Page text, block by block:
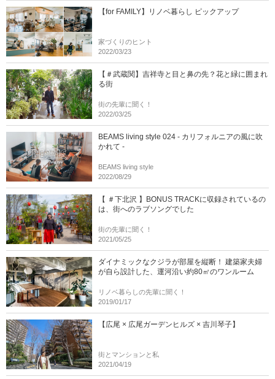
【for FAMILY】リノベ暮らし ピックアップ
家づくりのヒント
2022/03/23
【＃武蔵関】吉祥寺と目と鼻の先？花と緑に囲まれ
る街
街の先輩に聞く！
2022/03/25
BEAMS living style 024 - カリフォルニアの風に吹
かれて -
BEAMS living style
2022/08/29
【 ＃下北沢 】BONUS TRACKに収録されているの
は、街へのラブソングでした
街の先輩に聞く！
2021/05/25
ダイナミックなクジラが部屋を縦断！ 建築家夫婦
が自ら設計した、運河沿い約80㎡のワンルーム
リノベ暮らしの先輩に聞く！
2019/01/17
【広尾 × 広尾ガーデンヒルズ × 吉川琴子】
街とマンションと私
2021/04/19